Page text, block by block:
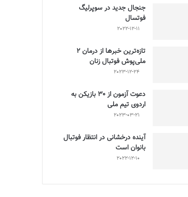
جنجال جدید در سوپرلیگ
فوتسال
2022-12-11
تازه‌ترین خبرها از درمان ۲
ملی‌پوش فوتبال زنان
2023-12-24
دعوت آزمون از 30 بازیکن به
اردوی تیم ملی
2023-03-21
آینده درخشانی در انتظار فوتبال
بانوان است
2022-12-10